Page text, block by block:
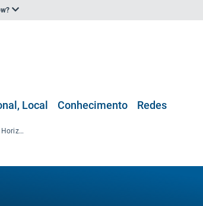
Local Conhecimento Redes
Análise do Plano Estratégico do Horizonte Europa para 2025-2027